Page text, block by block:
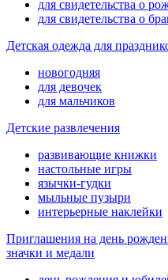
для свидетельства о
для свидетельства о
Детская одежда для
новогодняя
для девочек
для мальчиков
Детские развлечения
развивающие книжки
настольные игры
язычки-гудки
мыльные пузыри
интерьерные наклейки
Приглашения на день
значки и медали